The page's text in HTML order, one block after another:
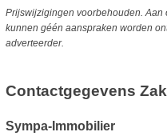
Prijswijzigingen voorbehouden.
kunnen géén aanspraken worden
adverteerder.
Contactgegevens
Sympa-Immobilier